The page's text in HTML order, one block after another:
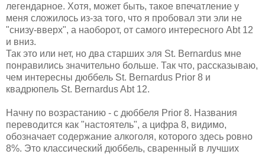
легендарное. Хотя, может быть, такое впечатление у
меня сложилось из-за того, что я пробовал эти эли не
"снизу-вверх", а наоборот, от самого интересного Abt 12
и вниз.
Так это или нет, но два старших эля St. Bernardus мне
понравились значительно больше. Так что, рассказываю,
чем интересны дюббель St. Bernardus Prior 8 и
квадрюпель St. Bernardus Abt 12.
Начну по возрастанию - с дюббеля Prior 8. Названия
переводится как "настоятель", а цифра 8, видимо,
обозначает содержание алкоголя, которого здесь ровно
8%. Это классический дюббель, сваренный в лучших